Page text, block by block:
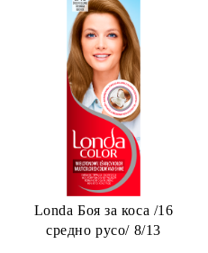
Londa Боя за коса /16
средно русо/ 8/13